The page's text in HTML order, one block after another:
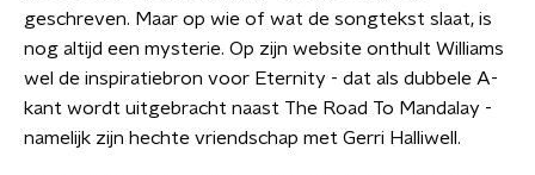
geschreven. Maar op wie of wat de songtekst slaat, is
nog altijd een mysterie. Op zijn website onthult Williams
wel de inspiratiebron voor Eternity - dat als dubbele A-
kant wordt uitgebracht naast The Road To Mandalay -
namelijk zijn hechte vriendschap met Gerri Halliwell.